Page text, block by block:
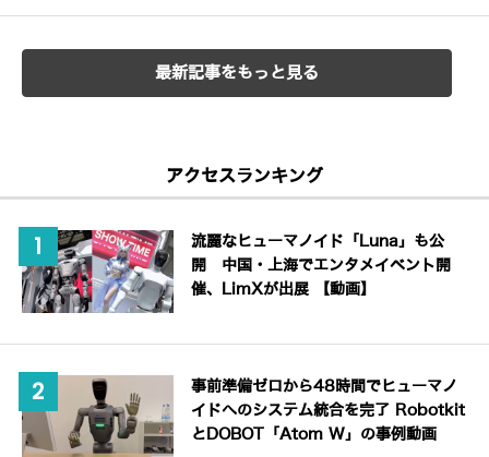
最新記事をもっと見る
アクセスランキング
流麗なヒューマノイド「Luna」も公
開 中国・上海でエンタメイベント開
催、LimXが出展 【動画】
事前準備ゼロから48時間でヒューマノ
イドへのシステム統合を完了 Robotkit
とDOBOT「Atom W」の事例動画